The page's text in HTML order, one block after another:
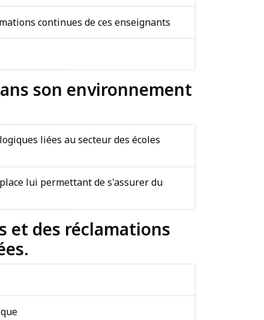
continues de ces enseignants
son environnement
liées au secteur des écoles
lui permettant de s'assurer du
et des réclamations